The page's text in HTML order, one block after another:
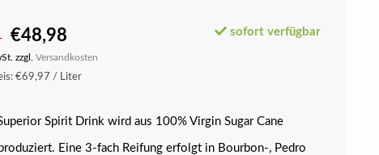
€48,98
zzgl. Versandkosten
sofort verfügbar
€69,97 / Liter
Spirit Drink wird aus 100% Virgin Sugar Cane
Eine 3-fach Reifung erfolgt in Bourbon-, Pedro